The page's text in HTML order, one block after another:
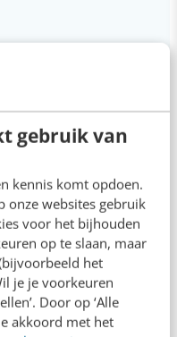
gebruik van
kennis komt opdoen.
onze websites gebruik
voor het bijhouden
op te slaan, maar
het
je je voorkeuren
Door op ‘Alle
akkoord met het
meer
die je een